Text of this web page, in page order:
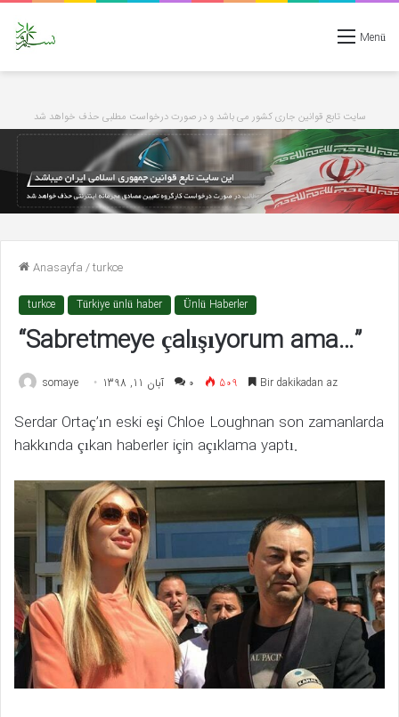
Menü
سایت تابع قوانین جاری کشور می باشد و در صورت درخواست مطلبی حذف خواهد شد
Anasayfa/turkce
turkce Türkiye ünlü haber Ünlü Haberler
“Sabretmeye çalışıyorum ama…”
somaye آبان 11, 1398 ۰ 509 Bir dakikadan az
Serdar Ortaç’ın eski eşi Chloe Loughnan son zamanlarda
hakkında çıkan haberler için açıklama yaptı.